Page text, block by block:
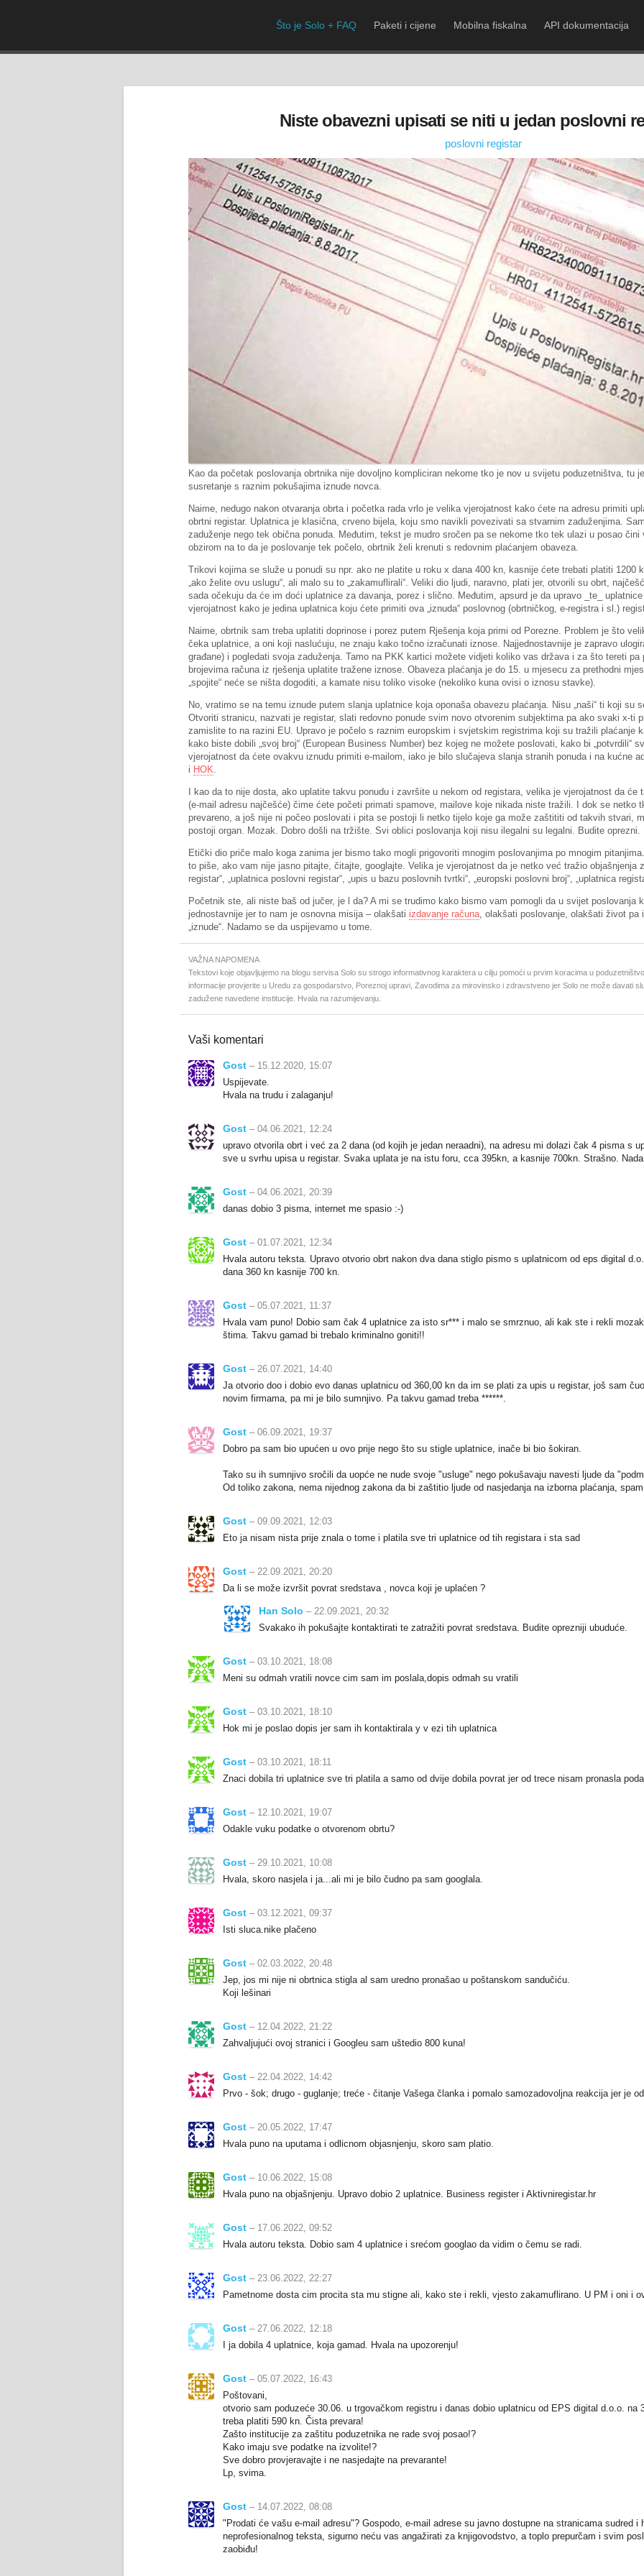
Što je Solo + FAQ Paketi i cijene Mobilna fiskalna API dokumentacija
Niste obavezni upisati se niti u jedan poslovni
poslovni registar
Kao da početak poslovanja obrtnika nije dovoljno kompliciran nekome tko je nov u svijetu poduzetništva, tu
susretanje s raznim pokušajima iznude novca.
Naime, nedugo nakon otvaranja obrta i početka rada vrlo je velika vjerojatnost kako ćete na adresu primiti
obrtni registar. Uplatnica je klasična, crveno bijela, koju smo navikli povezivati sa stvarnim zaduženjima.
zaduženje nego tek obična ponuda. Međutim, tekst je mudro sročen pa se nekome tko tek ulazi u posao
obzirom na to da je poslovanje tek počelo, obrtnik želi krenuti s redovnim plaćanjem obaveza.
Trikovi kojima se služe u ponudi su npr. ako ne platite u roku x dana 400 kn, kasnije ćete trebati platiti 1200
„ako želite ovu uslugu“, ali malo su to „zakamuflirali“. Veliki dio ljudi, naravno, plati jer, otvorili su obrt,
sada očekuju da će im doći uplatnice za davanja, porez i slično. Međutim, apsurd je da upravo _te_
vjerojatnost kako je jedina uplatnica koju ćete primiti ova „iznuda“ poslovnog (obrtničkog, e-registra i sl.)
Naime, obrtnik sam treba uplatiti doprinose i porez putem Rješenja koja primi od Porezne. Problem je što
čeka uplatnice, a oni koji naslućuju, ne znaju kako točno izračunati iznose. Najjednostavnije je zapravo
građane) i pogledati svoja zaduženja. Tamo na PKK kartici možete vidjeti koliko vas država i za što tereti pa
brojevima računa iz rješenja uplatite tražene iznose. Obaveza plaćanja je do 15. u mjesecu za prethodni
„spojite“ neće se ništa dogoditi, a kamate nisu toliko visoke (nekoliko kuna ovisi o iznosu stavke).
No, vratimo se na temu iznude putem slanja uplatnice koja oponaša obavezu plaćanja. Nisu „naši“ ti koji su
Otvoriti stranicu, nazvati je registar, slati redovno ponude svim novo otvorenim subjektima pa ako svaki x-ti
zamislite to na razini EU. Upravo je počelo s raznim europskim i svjetskim registrima koji su tražili plaćanje
kako biste dobili „svoj broj“ (European Business Number) bez kojeg ne možete poslovati, kako bi „potvrdili“
vjerojatnost da ćete ovakvu iznudu primiti e-mailom, iako je bilo slučajeva slanja stranih ponuda i na kućne
i HOK
I kao da to nije dosta, ako uplatite takvu ponudu i završite u nekom od registara, velika je vjerojatnost da će
(e-mail adresu najčešće) čime ćete početi primati spamove, mailove koje nikada niste tražili. I dok se netko
prevareno, a još nije ni počeo poslovati i pita se postoji li netko tijelo koje ga može zaštititi od takvih stvari,
postoji organ. Mozak. Dobro došli na tržište. Svi oblici poslovanja koji nisu ilegalni su legalni. Budite oprezni.
Etički dio priče malo koga zanima jer bismo tako mogli prigovoriti mnogim poslovanjima po mnogim
to piše, ako vam nije jasno pitajte, čitajte, googlajte. Velika je vjerojatnost da je netko već tražio objašnjenja
registar“, „uplatnica poslovni registar“, „upis u bazu poslovnih tvrtki“, „europski poslovni broj“, „uplatnica
Početnik ste, ali niste baš od jučer, je l da? A mi se trudimo kako bismo vam pomogli da u svijet poslovanja
jednostavnije jer to nam je osnovna misija – olakšati izdavanje računa , olakšati poslovanje, olakšati život
„iznude“. Nadamo se da uspijevamo u tome.
VAŽNA NAPOMENA
Tekstovi koje objavljujemo na blogu servisa Solo su strogo informativnog karaktera u cilju pomoći u prvim koracima u
informacije provjerite u Uredu za gospodarstvo, Poreznoj upravi, Zavodima za mirovinsko i zdravstveno jer Solo ne može davati
zadužene navedene institucije. Hvala na razumijevanju.
Vaši komentari
Gost – 15.12.2020, 15:07
Uspijevate.
Hvala na trudu i zalaganju!
Gost – 04.06.2021, 12:24
upravo otvorila obrt i već za 2 dana (od kojih je jedan neraadni), na adresu mi dolazi čak 4 pisma s
sve u svrhu upisa u registar. Svaka uplata je na istu foru, cca 395kn, a kasnije 700kn. Strašno.
Gost – 04.06.2021, 20:39
danas dobio 3 pisma, internet me spasio :-)
Gost – 01.07.2021, 12:34
Hvala autoru teksta. Upravo otvorio obrt nakon dva dana stiglo pismo s uplatnicom od eps digital
dana 360 kn kasnije 700 kn.
Gost – 05.07.2021, 11:37
Hvala vam puno! Dobio sam čak 4 uplatnice za isto sr*** i malo se smrznuo, ali kak ste i rekli
štima. Takvu gamad bi trebalo kriminalno goniti!!
Gost – 26.07.2021, 14:40
Ja otvorio doo i dobio evo danas uplatnicu od 360,00 kn da im se plati za upis u registar, još sam
novim firmama, pa mi je bilo sumnjivo. Pa takvu gamad treba ******.
Gost – 06.09.2021, 19:37
Dobro pa sam bio upućen u ovo prije nego što su stigle uplatnice, inače bi bio šokiran.
Tako su ih sumnjivo sročili da uopće ne nude svoje "usluge" nego pokušavaju navesti ljude da
Od toliko zakona, nema nijednog zakona da bi zaštitio ljude od nasjedanja na izborna plaćanja,
Gost – 09.09.2021, 12:03
Eto ja nisam nista prije znala o tome i platila sve tri uplatnice od tih registara i sta sad
Gost – 22.09.2021, 20:20
Da li se može izvršit povrat sredstava , novca koji je uplaćen ?
Han Solo – 22.09.2021, 20:32
Svakako ih pokušajte kontaktirati te zatražiti povrat sredstava. Budite oprezniji ubuduće.
Gost – 03.10.2021, 18:08
Meni su odmah vratili novce cim sam im poslala,dopis odmah su vratili
Gost – 03.10.2021, 18:10
Hok mi je poslao dopis jer sam ih kontaktirala y v ezi tih uplatnica
Gost – 03.10.2021, 18:11
Znaci dobila tri uplatnice sve tri platila a samo od dvije dobila povrat jer od trece nisam pronasla
Gost – 12.10.2021, 19:07
Odakle vuku podatke o otvorenom obrtu?
Gost – 29.10.2021, 10:08
Hvala, skoro nasjela i ja...ali mi je bilo čudno pa sam googlala.
Gost – 03.12.2021, 09:37
Isti sluca.nike plačeno
Gost – 02.03.2022, 20:48
Jep, jos mi nije ni obrtnica stigla al sam uredno pronašao u poštanskom sandučiću.
Koji lešinari
Gost – 12.04.2022, 21:22
Zahvaljujući ovoj stranici i Googleu sam uštedio 800 kuna!
Gost – 22.04.2022, 14:42
Prvo - šok; drugo - guglanje; treće - čitanje Vašega članka i pomalo samozadovoljna reakcija jer je
Gost – 20.05.2022, 17:47
Hvala puno na uputama i odlicnom objasnjenju, skoro sam platio.
Gost – 10.06.2022, 15:08
Hvala puno na objašnjenju. Upravo dobio 2 uplatnice. Business register i Aktivniregistar.hr
Gost – 17.06.2022, 09:52
Hvala autoru teksta. Dobio sam 4 uplatnice i srećom googlao da vidim o čemu se radi.
Gost – 23.06.2022, 22:27
Pametnome dosta cim procita sta mu stigne ali, kako ste i rekli, vjesto zakamuflirano. U PM i oni i
Gost – 27.06.2022, 12:18
I ja dobila 4 uplatnice, koja gamad. Hvala na upozorenju!
Gost – 05.07.2022, 16:43
Poštovani,
otvorio sam poduzeće 30.06. u trgovačkom registru i danas dobio uplatnicu od EPS digital d.o.o. na
treba platiti 590 kn. Čista prevara!
Zašto institucije za zaštitu poduzetnika ne rade svoj posao!?
Kako imaju sve podatke na izvolite!?
Sve dobro provjeravajte i ne nasjedajte na prevarante!
Lp, svima.
Gost – 14.07.2022, 08:08
"Prodati će vašu e-mail adresu"? Gospodo, e-mail adrese su javno dostupne na stranicama sudred i
neprofesionalnog teksta, sigurno neću vas angažirati za knjigovodstvo, a toplo prepurčam i svim
zaobiđu!